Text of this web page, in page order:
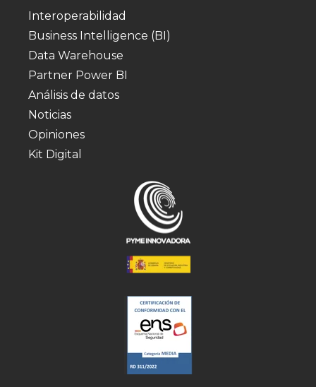
Interoperabilidad
Business Intelligence (BI)
Data Warehouse
Partner Power BI
Análisis de datos
Noticias
Opiniones
Kit Digital